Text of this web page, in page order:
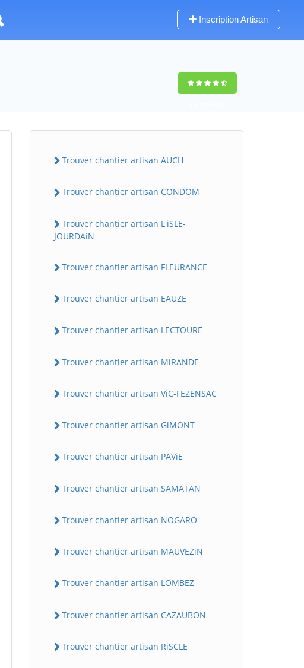
Inscription Artisan
Trouver chantier artisan AUCH
Trouver chantier artisan CONDOM
Trouver chantier artisan L'iSLE-
JOURDAiN
Trouver chantier artisan FLEURANCE
Trouver chantier artisan EAUZE
Trouver chantier artisan LECTOURE
Trouver chantier artisan MiRANDE
Trouver chantier artisan ViC-FEZENSAC
Trouver chantier artisan GiMONT
Trouver chantier artisan PAViE
Trouver chantier artisan SAMATAN
Trouver chantier artisan NOGARO
Trouver chantier artisan MAUVEZiN
Trouver chantier artisan LOMBEZ
Trouver chantier artisan CAZAUBON
Trouver chantier artisan RiSCLE